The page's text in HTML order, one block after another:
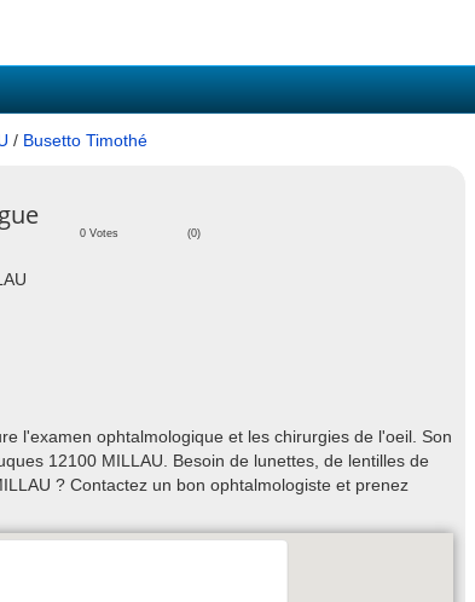
/ Busetto Timothé
0 Votes (0)
l'examen ophtalmologique et les chirurgies de l'oeil. Son
12100 MILLAU. Besoin de lunettes, de lentilles de
? Contactez un bon ophtalmologiste et prenez